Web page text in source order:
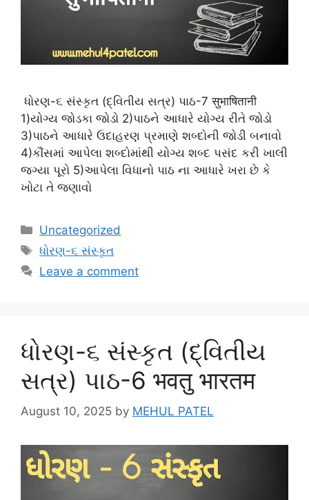
ધોરણ-૬ સંસ્કૃત (દ્વિતીય સત્ર) પાઠ-7 सुभाषितानी
1)યોગ્ય જોડકા જોડો 2‌)પાઠને આધારે યોગ્ય રીતે જોડો
3)પાઠને આધારે ઉદાહરણ પ્રમાણે શબ્દોની જોડી બનાવો
4)કૌંસમાં આપેલા શબ્દોમાંથી યોગ્ય શબ્દ પસંદ કરી ખાલી
જગ્યા પૂરો 5)આપેલા વિધાનો પાઠ ના આધારે ખરા છે કે
ખોટા તે જણાવો
Categories
Uncategorized
Tags
ધોરણ-૬ સંસ્કૃત
Leave a comment
ધોરણ-૬ સંસ્કૃત (દ્વિતીય
સત્ર) પાઠ-6 भवतु भारतम
August 10, 2025 by MEHUL PATEL